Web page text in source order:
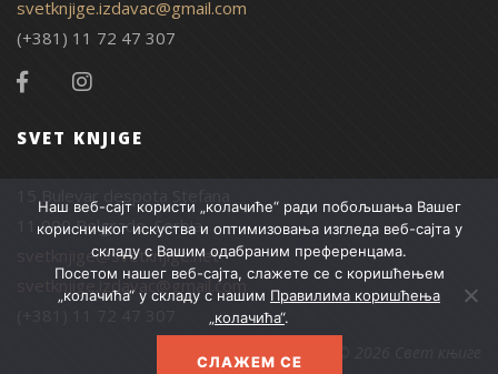
svetknjige.izdavac@gmail.com
(+381) 11 72 47 307
SVET KNJIGE
15 Bulevar despota Stefana
11 000 Belgrade, Serbia
svetknjige@svetknjige.net
svetknjige.izdavac@gmail.com
Наш веб-сајт користи „колачиће“ ради побољшања Вашег
корисничког искуства и оптимизовања изгледа веб-сајта у
складу с Вашим одабраним преференцама.
Посетом нашег веб-сајта, слажете се с коришћењем
„колачића“ у складу с нашим Правилима коришћења
„колачића“.
СЛАЖЕМ СЕ